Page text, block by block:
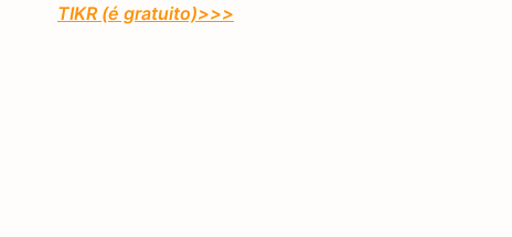
TIKR (é gratuito)>>>